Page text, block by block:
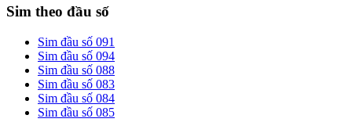
Sim theo đầu số
Sim đầu số 091
Sim đầu số 094
Sim đầu số 088
Sim đầu số 083
Sim đầu số 084
Sim đầu số 085